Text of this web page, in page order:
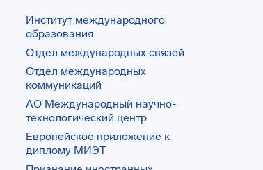
Институт международного
образования
Отдел международных связей
Отдел международных
коммуникаций
АО Международный научно-
технологический центр
Европейское приложение к
диплому МИЭТ